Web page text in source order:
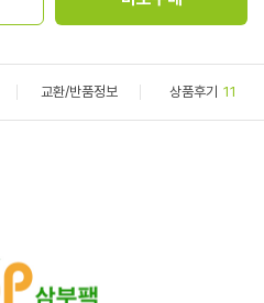
교환/반품정보 상품후기 11